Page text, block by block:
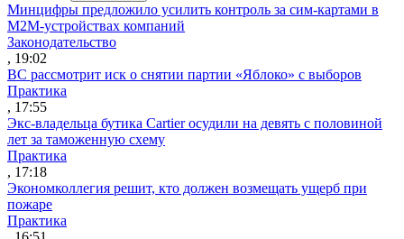
Минцифры предложило усилить контроль за сим-картами в
M2M-устройствах компаний
Законодательство
, 19:02
ВС рассмотрит иск о снятии партии «Яблоко» с выборов
Практика
, 17:55
Экс-владельца бутика Cartier осудили на девять с половиной
лет за таможенную схему
Практика
, 17:18
Экономколлегия решит, кто должен возмещать ущерб при
пожаре
Практика